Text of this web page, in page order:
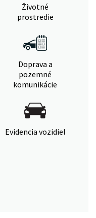
Životné
prostredie
Doprava a
pozemné
komunikácie
Evidencia vozidiel